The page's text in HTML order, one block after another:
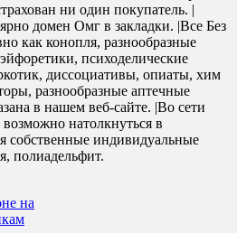
ни один покупатель. |
домен Омг в закладки. |Все Без
как конопля, разнообразные
психоделические
диссоциативы, опиаты, хим
разнообразные аптечные
в нашем веб-сайте. |Во сети
натолкнуться в
собственные индивидуальные
полиадельфит.
на